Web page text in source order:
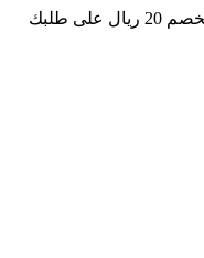
خصم 20 ريال على طلبك